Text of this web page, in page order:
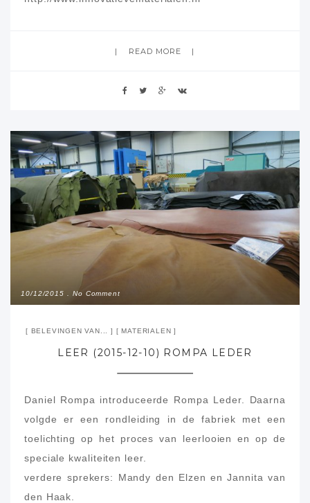
READ MORE
10/12/2015 No Comment
BELEVINGEN VAN... MATERIALEN
LEER (2015-12-10) ROMPA LEDER
Daniel Rompa introduceerde Rompa Leder. Daarna
volgde er een rondleiding in de fabriek met een
toelichting op het proces van leerlooien en op de
speciale kwaliteiten leer.
verdere sprekers: Mandy den Elzen en Jannita van
den Haak.